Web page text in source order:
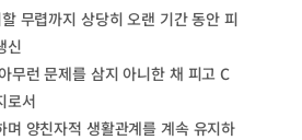
무렵까지 상당히 오랜 기간 동안 피
신
무런 문제를 삼지 아니한 채 피고 C
로서
며 양친자적 생활관계를 계속 유지하